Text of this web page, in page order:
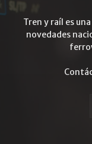
Tren y raíl es
novedades